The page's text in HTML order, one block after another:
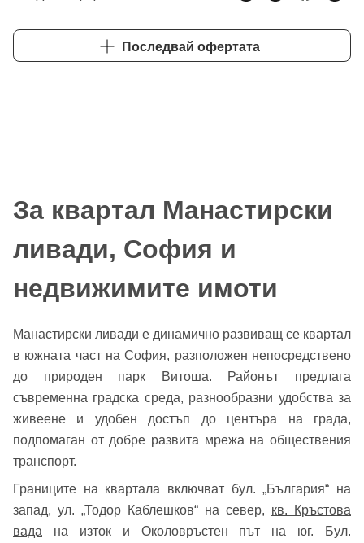
Последвай офертата
За квартал Манастирски
ливади, София и
недвижимите имоти
Манастирски ливади е динамично развиващ се квартал
в южната част на София, разположен непосредствено
до природен парк Витоша. Районът предлага
съвременна градска среда, разнообразни удобства за
живеене и удобен достъп до центъра на града,
подпомаган от добре развита мрежа на обществения
транспорт.
Границите на квартала включват бул. „България“ на
запад, ул. „Тодор Каблешков“ на север, кв. Кръстова
вада на изток и Околовръстен път на юг. Бул.